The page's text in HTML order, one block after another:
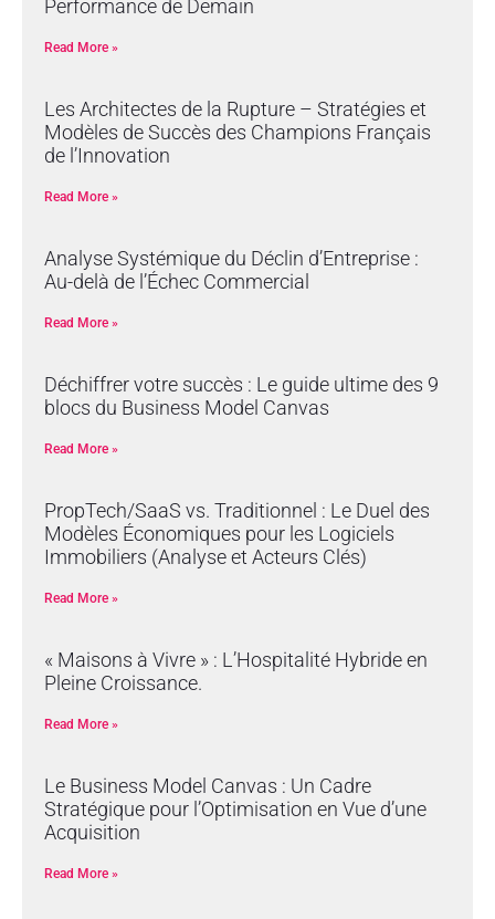
Performance de Demain
Read More »
Les Architectes de la Rupture – Stratégies et
Modèles de Succès des Champions Français
de l’Innovation
Read More »
Analyse Systémique du Déclin d’Entreprise :
Au-delà de l’Échec Commercial
Read More »
Déchiffrer votre succès : Le guide ultime des 9
blocs du Business Model Canvas
Read More »
PropTech/SaaS vs. Traditionnel : Le Duel des
Modèles Économiques pour les Logiciels
Immobiliers (Analyse et Acteurs Clés)
Read More »
« Maisons à Vivre » : L’Hospitalité Hybride en
Pleine Croissance.
Read More »
Le Business Model Canvas : Un Cadre
Stratégique pour l’Optimisation en Vue d’une
Acquisition
Read More »